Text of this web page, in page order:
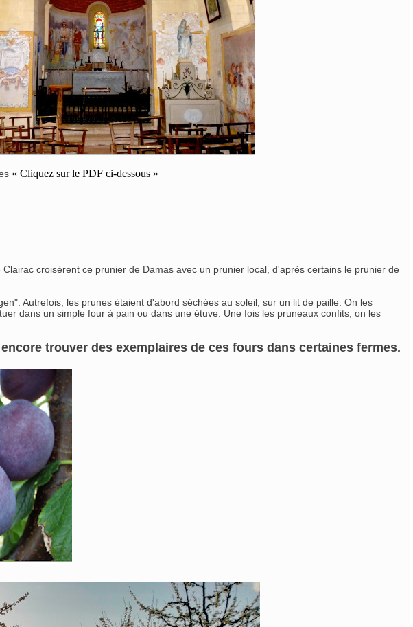
« Cliquez sur le PDF ci-dessous »
croisèrent ce prunier de Damas avec un prunier local, d'après certains le prunier de
Autrefois, les prunes étaient d'abord séchées au soleil, sur un lit de paille. On les
dans un simple four à pain ou dans une étuve. Une fois les pruneaux confits, on les
trouver des exemplaires de ces fours dans certaines fermes.